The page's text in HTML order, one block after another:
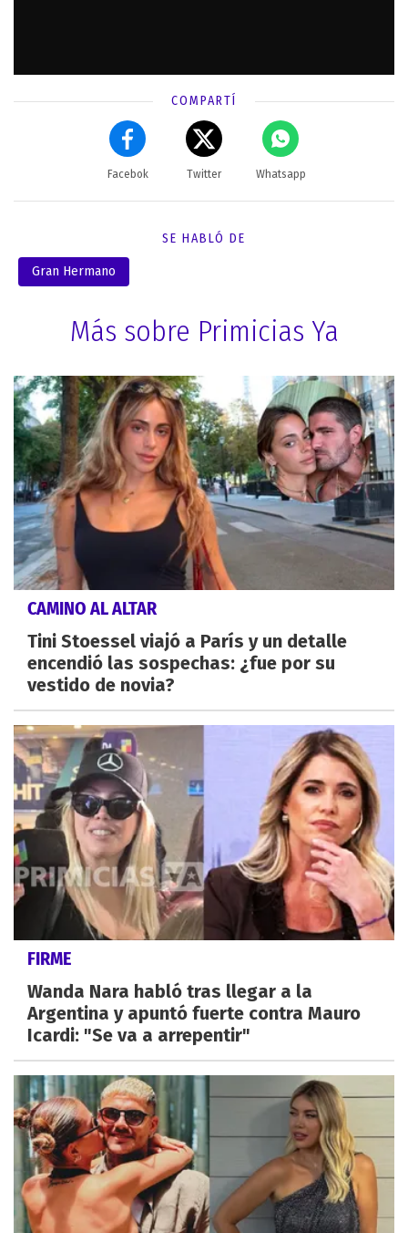
COMPARTÍ
Facebok Twitter Whatsapp
SE HABLÓ DE
Gran Hermano
Más sobre Primicias Ya
CAMINO AL ALTAR
Tini Stoessel viajó a París y un detalle
encendió las sospechas: ¿fue por su
vestido de novia?
FIRME
Wanda Nara habló tras llegar a la
Argentina y apuntó fuerte contra Mauro
Icardi: "Se va a arrepentir"